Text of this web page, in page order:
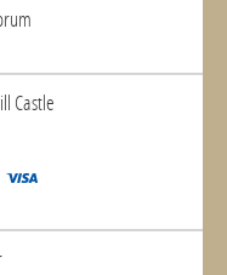
Castle